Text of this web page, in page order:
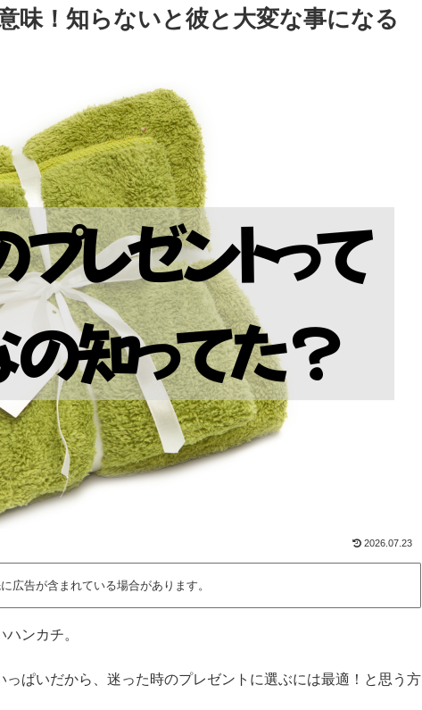
味！知らないと彼と大変な事になる
2026.07.23
広告が含まれている場合があります。
ンカチ。
ぱいだから、迷った時のプレゼントに選ぶには最適！と思う方